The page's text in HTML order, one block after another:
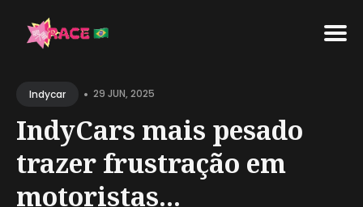
forIndycar • 29 JUN, 2025
IndyCars mais pesado
trazer frustração em
motoristas...